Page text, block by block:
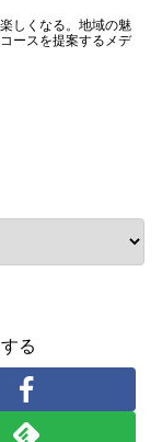
しくなる。地域の魅
ースを提案するメデ
る